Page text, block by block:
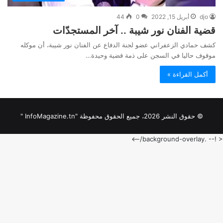
djo أبريل 15, 2022 0
44
قضية الفنان نور شيبة .. آخر المستجدّات
كشف حمادي الزعفراني عضو لجنة الدفاع عن الفنان نور شيبة، أن موكله
موقوف حاليا في السجن على ذمة قضية وحيدة…
أكمل القراءة »
© حقوق النشر 2026، جميع الحقوق محفوظة "InfoMagazine.tn "
< !-- .background-overlay/-->